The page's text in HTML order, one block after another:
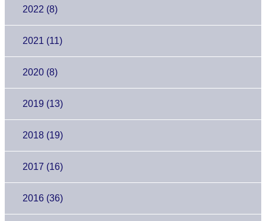
2022 (8)
2021 (11)
2020 (8)
2019 (13)
2018 (19)
2017 (16)
2016 (36)